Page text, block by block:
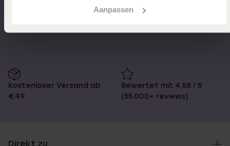
Aanpassen
Kostenloser Versand ab
€49
Bewertet mit 4,58 / 5
(55.000+ reviews)
Direkt zu